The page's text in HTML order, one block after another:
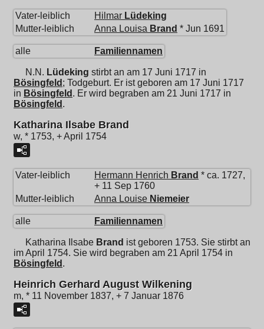
Vater-leiblich Hilmar Lüdeking
Mutter-leiblich
Anna Louisa Brand * Jun 1691
alle Familiennamen
N.N. Lüdeking stirbt an am 17 Juni 1717 in
Bösingfeld ; Todgeburt. Er ist geboren am 17 Juni 1717
in Bösingfeld . Er wird begraben am 21 Juni 1717 in
Bösingfeld .
Katharina Ilsabe Brand
w, * 1753, + April 1754
Vater-leiblich Hermann Henrich Brand * ca. 1727,
+ 11 Sep 1760
Mutter-leiblich
Anna Louise Niemeier
alle Familiennamen
Katharina Ilsabe Brand ist geboren 1753. Sie stirbt an
im April 1754. Sie wird begraben am 21 April 1754 in
Bösingfeld .
Heinrich Gerhard August Wilkening
m, * 11 November 1837, + 7 Januar 1876